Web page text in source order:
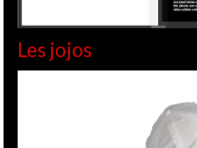
Les jojos